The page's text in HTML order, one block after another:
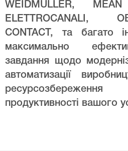
WEIDMULLER,
ELETTROCANALI,
CONTACT, та багато
максимально
завдання щодо
автоматизації
продуктивності вашого